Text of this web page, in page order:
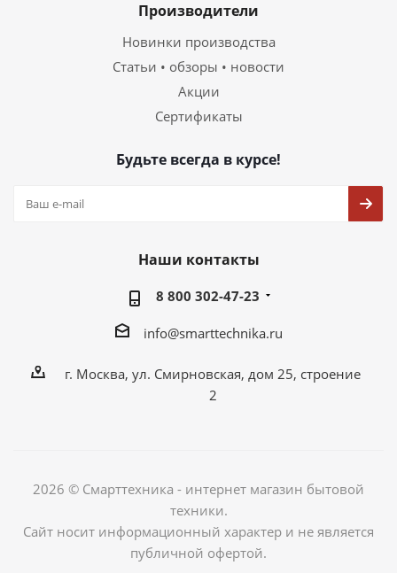
Производители
Новинки производства
Статьи • обзоры • новости
Акции
Сертификаты
Будьте всегда в курсе!
Наши контакты
8 800 302-47-23
info@smarttechnika.ru
г. Москва, ул. Смирновская, дом 25, строение
2
2026 © Смарттехника - интернет магазин бытовой
техники.
Сайт носит информационный характер и не является
публичной офертой.